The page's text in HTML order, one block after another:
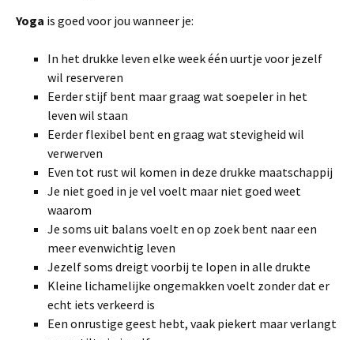
Yoga is goed voor jou wanneer je:
In het drukke leven elke week één uurtje voor jezelf
wil reserveren
Eerder stijf bent maar graag wat soepeler in het
leven wil staan
Eerder flexibel bent en graag wat stevigheid wil
verwerven
Even tot rust wil komen in deze drukke maatschappij
Je niet goed in je vel voelt maar niet goed weet
waarom
Je soms uit balans voelt en op zoek bent naar een
meer evenwichtig leven
Jezelf soms dreigt voorbij te lopen in alle drukte
Kleine lichamelijke ongemakken voelt zonder dat er
echt iets verkeerd is
Een onrustige geest hebt, vaak piekert maar verlangt